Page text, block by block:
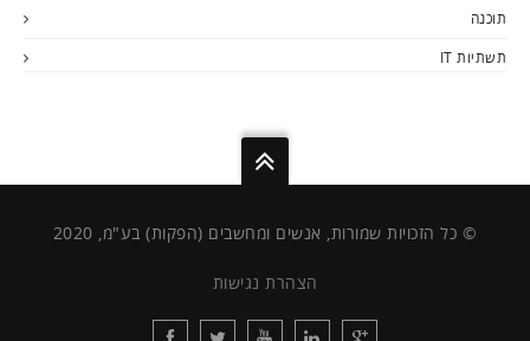
תוכנה
תשתיות IT
© כל הזכויות שמורות, אנשים ומחשבים (הפקות) בע"מ, 2020
הצהרת נגישות